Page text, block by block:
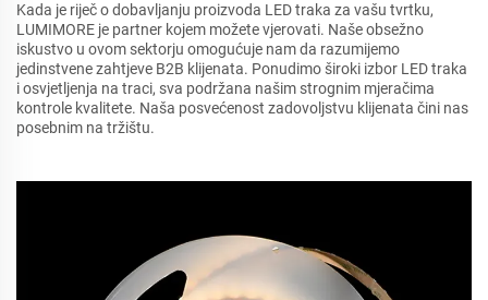
Kada je riječ o dobavljanju proizvoda LED traka za vašu tvrtku,
LUMIMORE je partner kojem možete vjerovati. Naše obsežno
iskustvo u ovom sektorju omogućuje nam da razumijemo
jedinstvene zahtjeve B2B klijenata. Ponudimo široki izbor LED traka
i osvjetljenja na traci, sva podržana našim strognim mjeračima
kontrole kvalitete. Naša posvećenost zadovoljstvu klijenata čini nas
posebnim na tržištu.